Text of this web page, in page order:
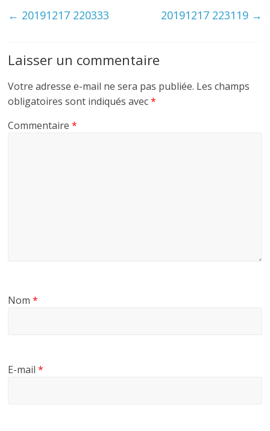
← 20191217 220333 20191217 223119 →
Laisser un commentaire
Votre adresse e-mail ne sera pas publiée. Les champs
obligatoires sont indiqués avec*
Commentaire*
Nom*
E-mail*